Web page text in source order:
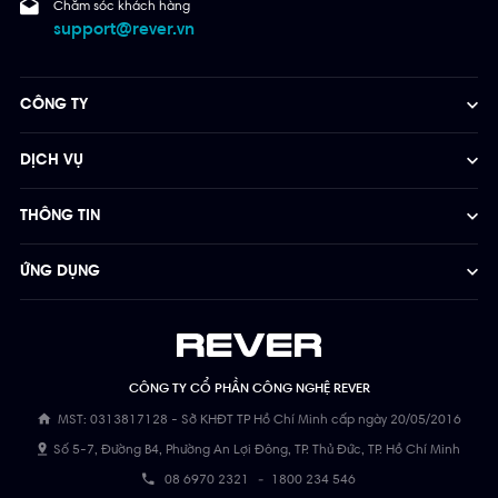
Chăm sóc khách hàng
support@rever.vn
CÔNG TY CỔ PHẦN CÔNG NGHỆ REVER
MST: 0313817128 - Sở KHĐT TP Hồ Chí Minh cấp ngày 20/05/2016
Số 5-7, Đường B4, Phường An Lợi Đông, TP. Thủ Đức, TP. Hồ Chí Minh
08 6970 2321 - 1800 234 546
CÔNG TY
DỊCH VỤ
THÔNG TIN
ỨNG DỤNG